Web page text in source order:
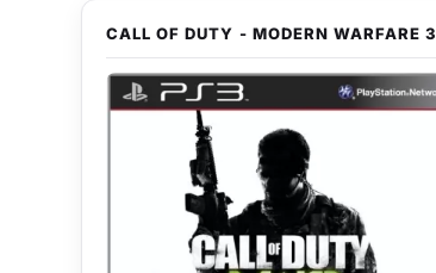
CALL OF DUTY - MODERN WARFARE 3